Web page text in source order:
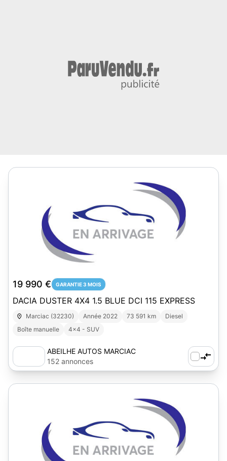
19 990 € GARANTIE 3 MOIS
DACIA DUSTER 4X4 1.5 BLUE DCI 115 EXPRESS
Marciac (32230) Année 2022 73 591 km
Diesel
Boîte manuelle
4x4 - SUV
ABEILHE AUTOS MARCIAC
152 annonces